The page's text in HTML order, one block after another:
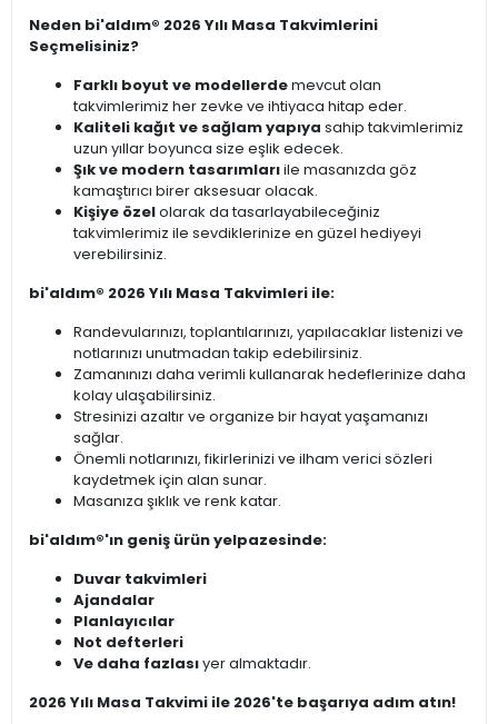
Neden bi'aldım® 2026 Yılı Masa Takvimlerini
Seçmelisiniz?
Farklı boyut ve modellerdemevcut olan
takvimlerimiz her zevke ve ihtiyaca hitap eder.
Kaliteli kağıt ve sağlam yapıya sahip takvimlerimiz
uzun yıllar boyunca size eşlik edecek.
Şık ve modern tasarımlarıile masanızda göz
kamaştırıcı birer aksesuar olacak.
Kişiye özelolarak da tasarlayabileceğiniz
takvimlerimiz ile sevdiklerinize en güzel hediyeyi
verebilirsiniz.
bi'aldım® 2026 Yılı Masa Takvimleri ile:
Randevularınızı, toplantılarınızı, yapılacaklar listenizi ve
notlarınızı unutmadan takip edebilirsiniz.
Zamanınızı daha verimli kullanarak hedeflerinize daha
kolay ulaşabilirsiniz.
Stresinizi azaltır ve organize bir hayat yaşamanızı
sağlar.
Önemli notlarınızı, fikirlerinizi ve ilham verici sözleri
kaydetmek için alan sunar.
Masanıza şıklık ve renk katar.
bi'aldım®'ın geniş ürün yelpazesinde:
Duvar takvimleri
Ajandalar
Planlayıcılar
Not defterleri
Ve daha fazlasıyer almaktadır.
2026 Yılı Masa Takvimi ile 2026'te başarıya adım atın!